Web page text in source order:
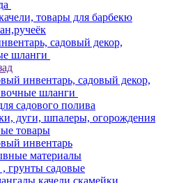
товары для барбекю
садовый декор,
шланги
инвентарь, садовый декор,
шланги
садового полива
дуги, шпалеры, огорождения
товары
инвентарь
материалы
грунты садовые